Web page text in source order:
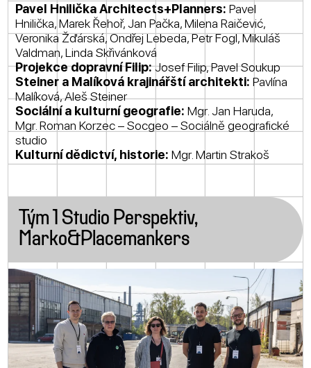
Pavel Hnilička Architects+Planners: Pavel
Hnilička, Marek Řehoř, Jan Pačka, Milena Raičević,
Veronika Žďárská, Ondřej Lebeda, Petr Fogl, Mikuláš
Valdman, Linda Skřivánková
Projekce dopravní Filip:Josef Filip, Pavel Soukup
Steiner a Malíková krajinářští architekti: Pavlína
Malíková, Aleš Steiner
Sociální a kulturní geografie: Mgr. Jan Haruda,
Mgr. Roman Korzec – Socgeo – Sociálně geografické
studio
Kulturní dědictví, historie: Mgr. Martin Strakoš
Tým 1 Studio Perspektiv,
Marko&Placemankers